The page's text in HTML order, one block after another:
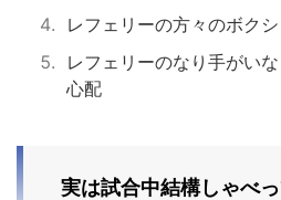
レフェリーの方々のボク
レフェリーのなり手がい
心配
実は試合中結構しゃべ